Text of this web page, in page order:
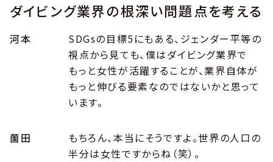
ダイビング業界の根深い問題点を考える
河本
SDGsの目標5にもある、ジェンダー平等の
視点から見ても、僕はダイビング業界で
もっと女性が活躍することが、業界自体が
もっと伸びる要素なのではないかと思って
います。
薗田
もちろん、本当にそうですよ。世界の人口の
半分は女性ですからね（笑）。